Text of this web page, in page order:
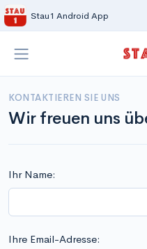
Stau1 Android App
KONTAKTIEREN SIE UNS
Wir freuen uns
Ihr Name:
Ihre Email-Adresse: